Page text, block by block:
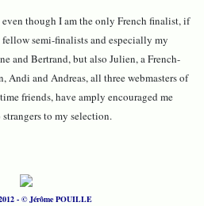
though I am the only French finalist, if
semi-finalists and especially my
and Bertrand, but also Julien, a French-
Andi and Andreas, all three webmasters of
friends, have amply encouraged me
to my selection.
- © Jérôme POUILLE